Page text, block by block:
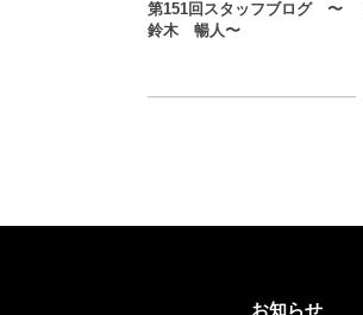
第151回スタッフブログ 〜
鈴木 暢人〜
お知らせ